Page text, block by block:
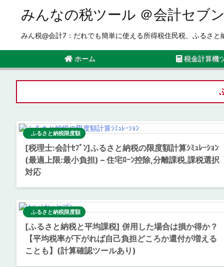
みんなの税ツール ＠会計セブ
みん税@会計7：だれでも簡単に使える所得税住民税、ふるさ
ホーム 税金計算機
ふるさと納税限度額
[税理士:会計ｾﾌﾞﾝ]ふるさと納税の限度額計算ｼﾐｭﾚｰｼｮﾝ
(最適上限:最小負担) – 住宅ﾛｰﾝ控除,分離課税,課税選択
対応
ふるさと納税限度額
[ふるさと納税と平均課税] 併用した場合は損か得か？
【平均税率が下がれば自己負担どころか還付が増える
ことも】(計算確認ツールあり)